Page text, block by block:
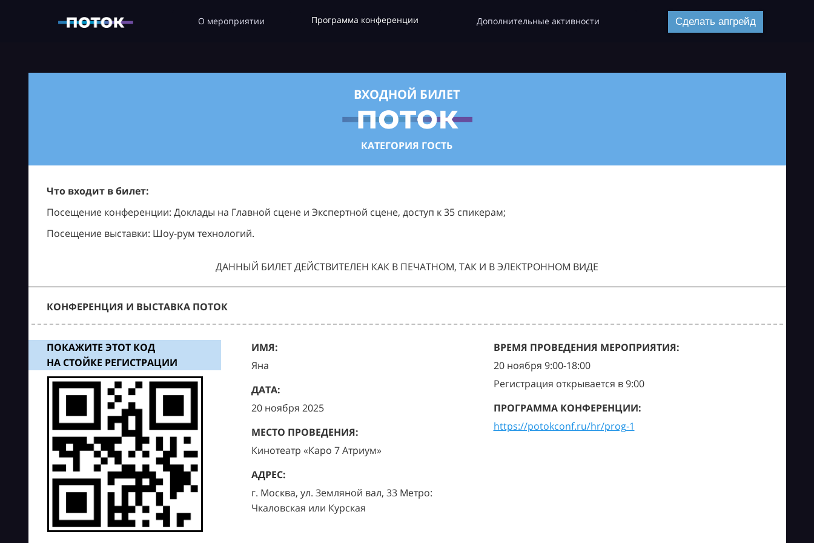
О мероприятии Программа конференции Дополнительные активности Сделать апгрейд
ВХОДНОЙ БИЛЕТ
КАТЕГОРИЯ ГОСТЬ
Что входит в билет:
Посещение конференции: Доклады на Главной сцене и Экспертной сцене, доступ к 35 спикерам;
Посещение выставки: Шоу-рум технологий.
ДАННЫЙ БИЛЕТ ДЕЙСТВИТЕЛЕН КАК В ПЕЧАТНОМ, ТАК И В ЭЛЕКТРОННОМ ВИДЕ
КОНФЕРЕНЦИЯ И ВЫСТАВКА ПОТОК
ПОКАЖИТЕ ЭТОТ КОД
НА СТОЙКЕ РЕГИСТРАЦИИ
ИМЯ:
Яна
ДАТА:
20 ноября 2025
МЕСТО ПРОВЕДЕНИЯ:
Кинотеатр «Каро 7 Атриум»
АДРЕС:
г. Москва, ул. Земляной вал, 33 Метро:
Чкаловская или Курская
ВРЕМЯ ПРОВЕДЕНИЯ МЕРОПРИЯТИЯ:
20 ноября 9:00-18:00
Регистрация открывается в 9:00
ПРОГРАММА КОНФЕРЕНЦИИ:
https://potokconf.ru/hr/prog-1